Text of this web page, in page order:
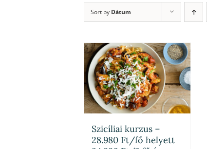
Sort by Dátum
Szicíliai kurzus –
28.980 Ft/fő helyett